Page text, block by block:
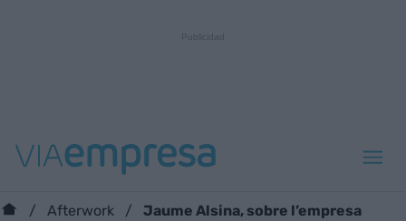
Afterwork
Jaume Alsina, sobre l’empresa